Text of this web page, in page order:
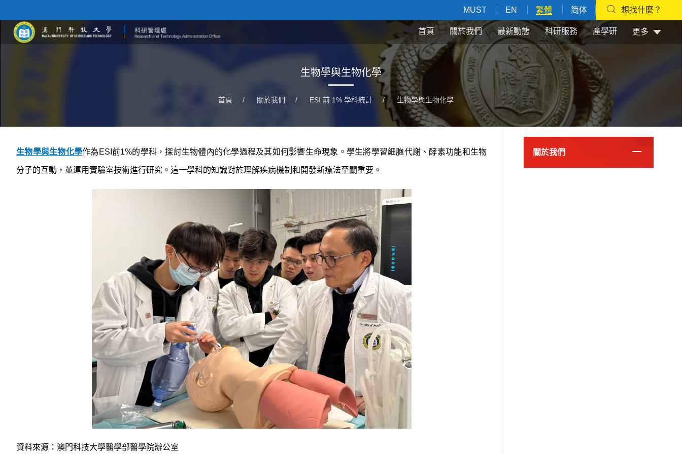
MUST EN 繁體 简体 想找什麼？
首頁 關於我們 最新動態 科研服務 產學研 更多
生物學與生物化學
首頁 / 關於我們 / ESI 前 1% 學科統計 / 生物學與生物化學
生物學與生物化學作為 ESI 前1%的學科，探討生物體內的化學過程及其如何影響生命現象。學生將學習細胞代謝、酵素功能和生物
分子的互動，並運用實驗室技術進行研究。這一學科的知識對於理解疾病機制和開發新療法至關重要。
資料來源：澳門科技大學醫學部醫學院辦公室
關於我們